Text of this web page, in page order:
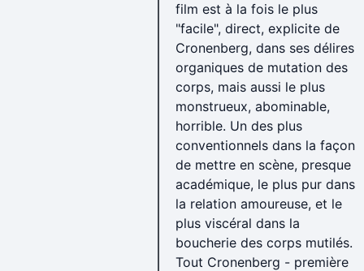
film est à la fois le plus
"facile", direct, explicite de
Cronenberg, dans ses délires
organiques de mutation des
corps, mais aussi le plus
monstrueux, abominable,
horrible. Un des plus
conventionnels dans la façon
de mettre en scène, presque
académique, le plus pur dans
la relation amoureuse, et le
plus viscéral dans la
boucherie des corps mutilés.
Tout Cronenberg - première